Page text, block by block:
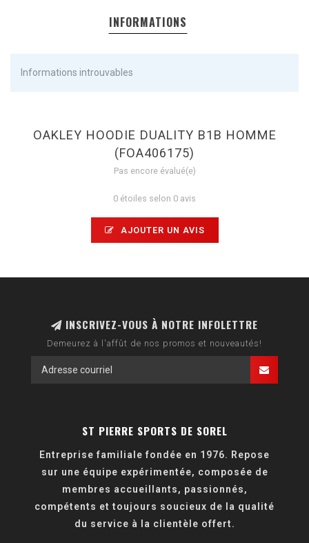
INFORMATIONS
Informations introuvables
OAKLEY HOODIE DUALITY B1B HOMME
(FOA406175)
Pas encore évalué(e)
0 étoiles selon 0 avis
AJOUTER UN AVIS
INSCRIVEZ-VOUS À NOTRE INFOLETTRE
Demeurez à l'affût de nos promos et nouveautés!
ST PIERRE SPORTS DE SOREL
Entreprise familiale fondée en 1976. Repose
sur une équipe expérimentée, composée de
membres accueillants, passionnés,
compétents et toujours soucieux de la qualité
du service à la clientèle offert.